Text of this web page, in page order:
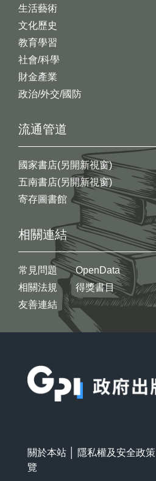
生活藝術
文化歷史
教育學習
社會/科學
財金產業
政治/外交/國防
流通管道
國家書店(另開新視窗)
五南書店(另開新視窗)
寄存圖書館
相關連結
常見問題
相關法規
友善連結
OpenData
得獎書目
關於本站 隱私權及安全政策
覽